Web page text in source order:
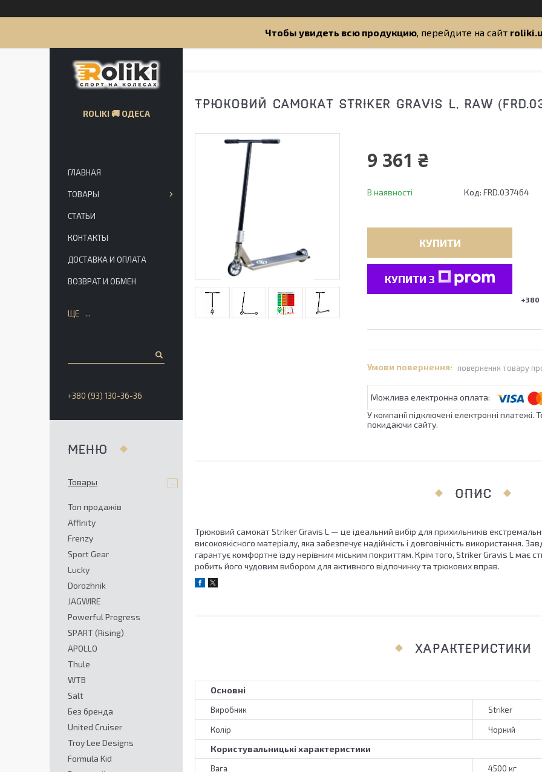
Чтобы увидеть всю продукцию, перейдите на сайт
ТРЮКОВИЙ САМОКАТ STRIKER GRAVIS L, RAW
9 361 ₴
В наявності Код: FRD.037464
КУПИТИ
КУПИТИ З
+380
повернення товару
У компанії підключені електронні
покидаючи сайту.
ОПИС
Трюковий самокат Striker Gravis L — це ідеальний вибір для прихильників
високоякісного матеріалу, яка забезпечує надійність і довговічність використання.
гарантує комфортне їзду нерівним міським покриттям. Крім того, Striker Gravis L має
робить його чудовим вибором для активного відпочинку та трюкових вправ.
ХАРАКТЕРИСТИКИ
Основні
Виробник Striker
Колір Чорний
Користувальницькі характеристики
Вага 4500 кг
ROLIKI 🚚 ОДЕСА
ГЛАВНАЯ
ТОВАРЫ
СТАТЬИ
КОНТАКТЫ
ДОСТАВКА И ОПЛАТА
ВОЗВРАТ И ОБМЕН
ЩЕ
+380 (93) 130-36-36
Товары
Топ продажів
Affinity
Frenzy
Sport Gear
Lucky
Dorozhnik
JAGWIRE
Powerful Progress
SPART (Rising)
APOLLO
Thule
WTB
Salt
Без бренда
United Cruiser
Troy Lee Designs
Formula Kid